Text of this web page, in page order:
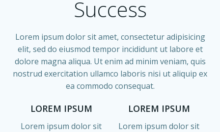
Success
Lorem ipsum dolor sit amet, consectetur adipisicing
elit, sed do eiusmod tempor incididunt ut labore et
dolore magna aliqua. Ut enim ad minim veniam, quis
nostrud exercitation ullamco laboris nisi ut aliquip ex
ea commodo consequat.
LOREM IPSUM
Lorem ipsum dolor sit
LOREM IPSUM
Lorem ipsum dolor sit